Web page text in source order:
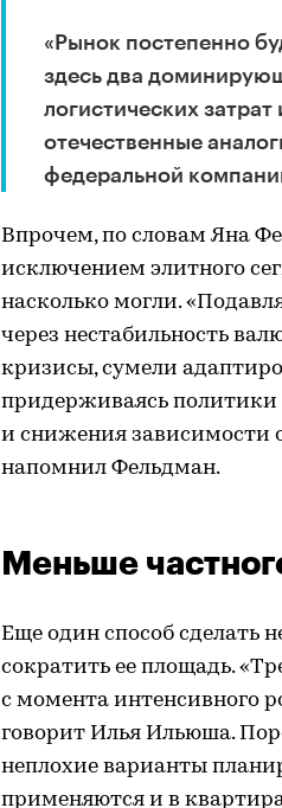
«Рынок постепенно
здесь два
логистических
отечественные
федеральной
Впрочем, по словам Яна
исключением элитного
насколько могли.
через нестабильность
кризисы, сумели
придерживаясь политики
и снижения зависимости
напомнил Фельдман.
Меньше
Еще один способ сделать
сократить ее площадь.
с момента интенсивного
говорит Илья Ильюша.
неплохие варианты
применяются и в